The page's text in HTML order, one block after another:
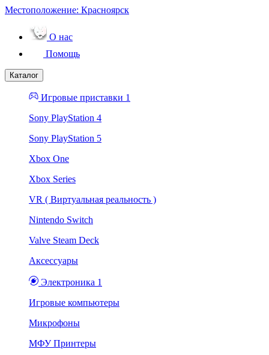
Местоположение: Красноярск
О нас
Помощь
Каталог
Игровые приставки 1
Sony PlayStation 4
Sony PlayStation 5
Xbox One
Xbox Series
VR ( Виртуальная реальность )
Nintendo Switch
Valve Steam Deck
Аксессуары
Электроника 1
Игровые компьютеры
Микрофоны
МФУ Принтеры